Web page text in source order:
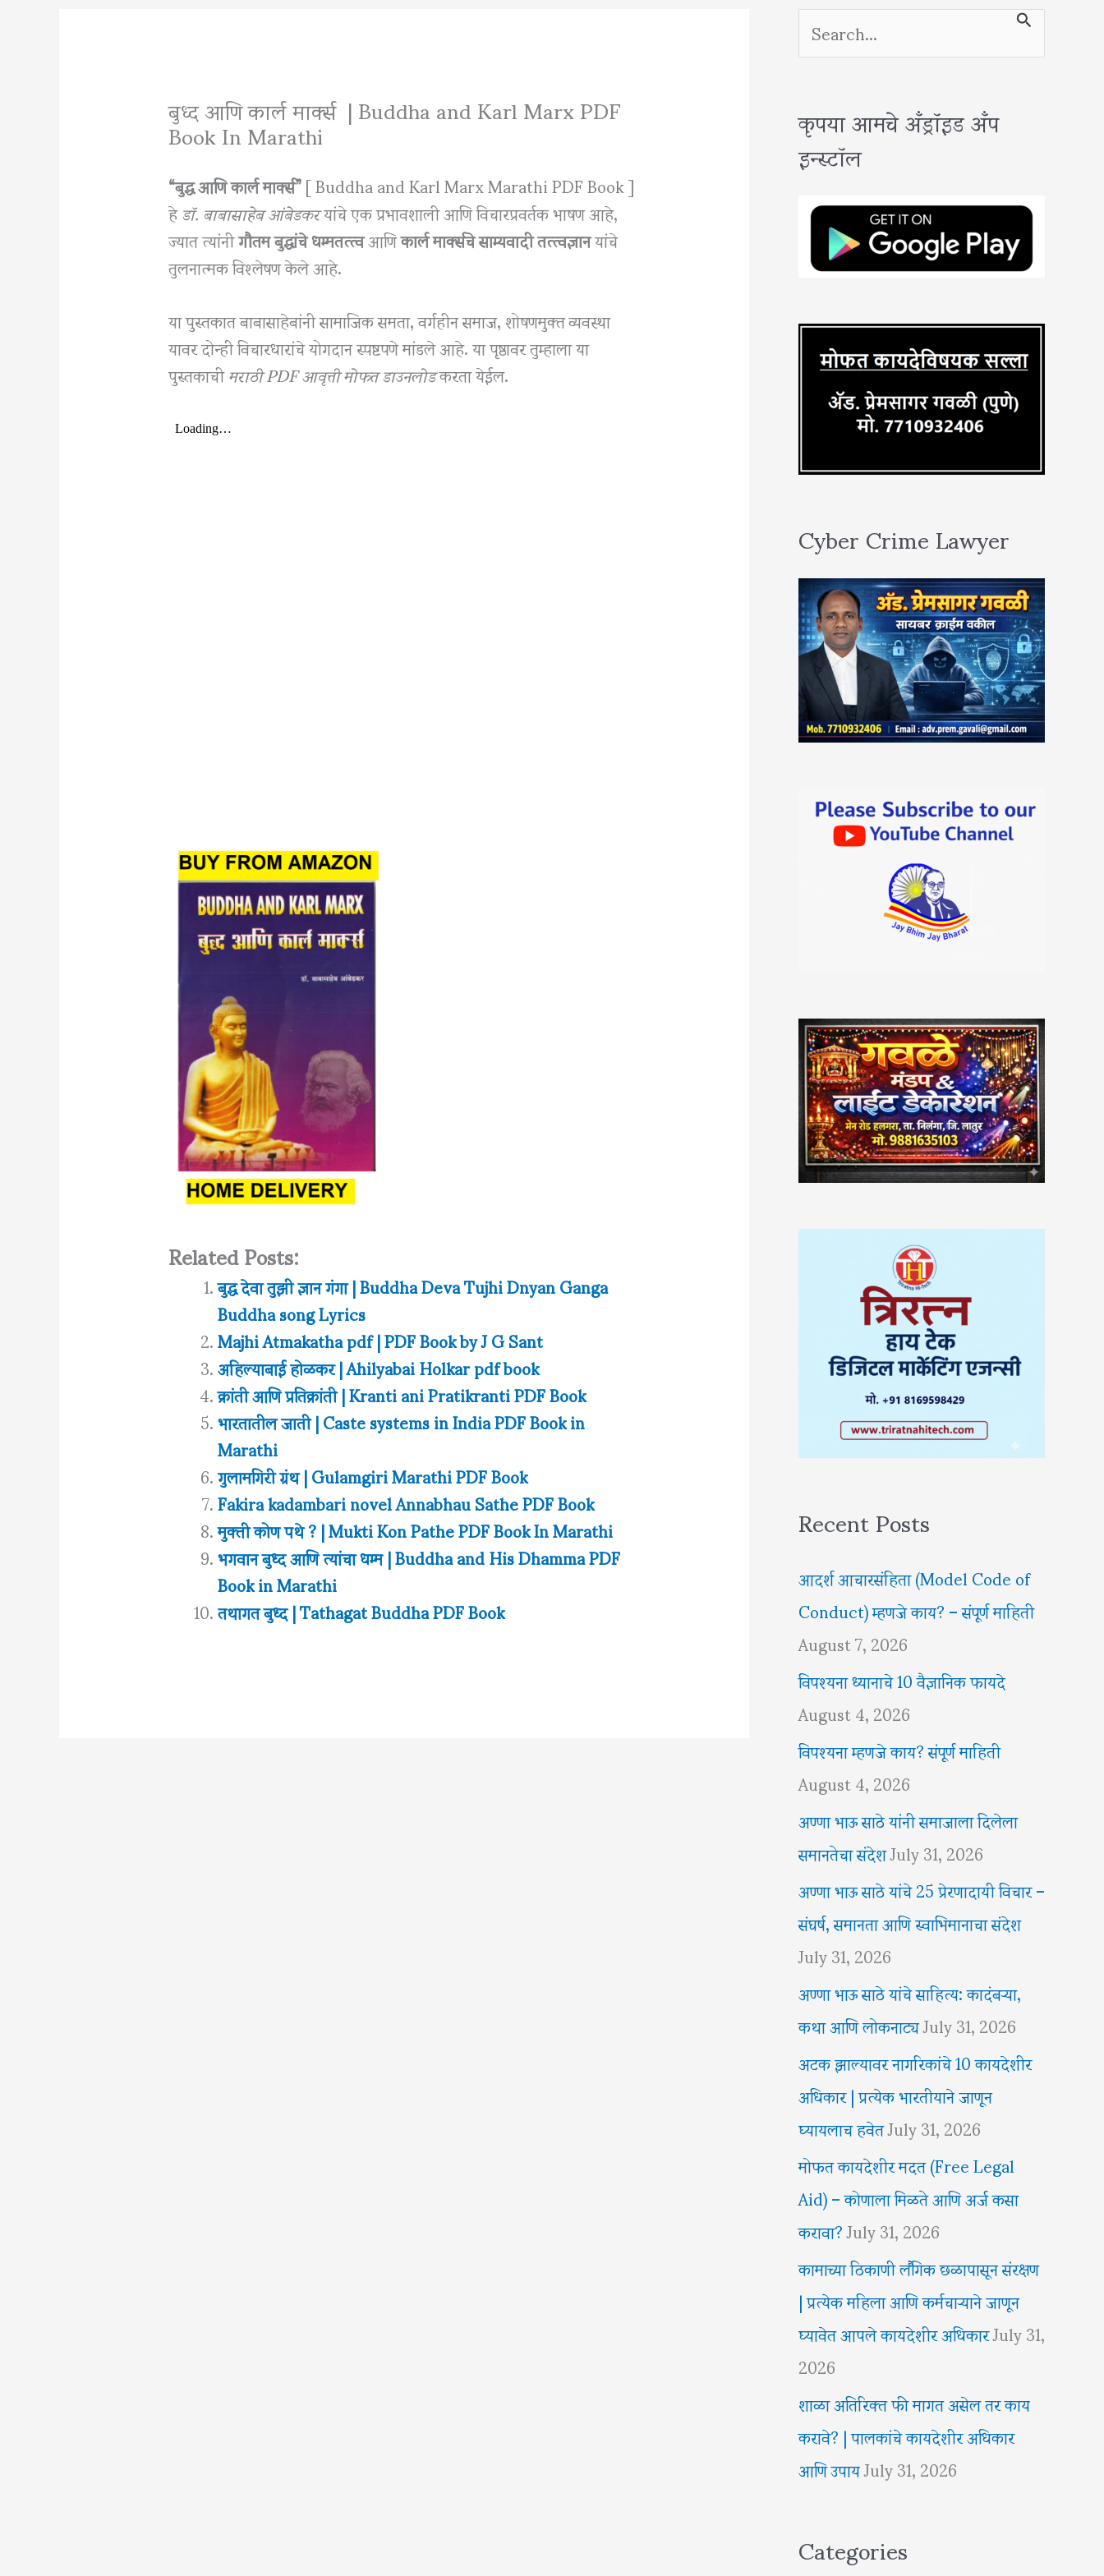
बुध्द आणि कार्ल मार्क्स | Buddha and Karl Marx PDF
Book In Marathi
“बुद्ध आणि कार्ल मार्क्स”[ Buddha and Karl Marx Marathi PDF Book ]
हेडॉ. बाबासाहेब आंबेडकरयांचे एक प्रभावशाली आणि विचारप्रवर्तक भाषण आहे,
ज्यात त्यांनीगौतम बुद्धांचे धम्मतत्त्वआणिकार्ल मार्क्सचे साम्यवादी तत्त्वज्ञानयांचे
तुलनात्मक विश्लेषण केले आहे.
या पुस्तकात बाबासाहेबांनी सामाजिक समता, वर्गहीन समाज, शोषणमुक्त व्यवस्था
यावर दोन्ही विचारधारांचे योगदान स्पष्टपणे मांडले आहे. या पृष्ठावर तुम्हाला या
पुस्तकाचीमराठी PDF आवृत्ती मोफत डाउनलोडकरता येईल.
Related Posts:
बुद्ध देवा तुझी ज्ञान गंगा | Buddha Deva Tujhi Dnyan Ganga
Buddha song Lyrics
Majhi Atmakatha pdf | PDF Book by J G Sant
अहिल्याबाई होळकर | Ahilyabai Holkar pdf book
क्रांती आणि प्रतिक्रांती | Kranti ani Pratikranti PDF Book
भारतातील जाती | Caste systems in India PDF Book in
Marathi
गुलामगिरी ग्रंथ | Gulamgiri Marathi PDF Book
Fakira kadambari novel Annabhau Sathe PDF Book
मुक्ती कोण पथे ? | Mukti Kon Pathe PDF Book In Marathi
भगवान बुध्द आणि त्यांचा धम्म | Buddha and His Dhamma PDF
Book in Marathi
तथागत बुध्द | Tathagat Buddha PDF Book
S
e
r
c
:
कृपया आमचे अँड्रॉइड अँप
इन्स्टॉल
Cyber Crime Lawyer
Recent Posts
आदर्श आचारसंहिता (Model Code of
Conduct) म्हणजे काय? – संपूर्ण माहिती
August 7, 2026
विपश्यना ध्यानाचे 10 वैज्ञानिक फायदे
August 4, 2026
विपश्यना म्हणजे काय? संपूर्ण माहिती
August 4, 2026
अण्णा भाऊ साठे यांनी समाजाला दिलेला
समानतेचा संदेशJuly 31, 2026
अण्णा भाऊ साठे यांचे 25 प्रेरणादायी विचार –
संघर्ष, समानता आणि स्वाभिमानाचा संदेश
July 31, 2026
अण्णा भाऊ साठे यांचे साहित्य: कादंबऱ्या,
कथा आणि लोकनाट्यJuly 31, 2026
अटक झाल्यावर नागरिकांचे 10 कायदेशीर
अधिकार | प्रत्येक भारतीयाने जाणून
घ्यायलाच हवेतJuly 31, 2026
मोफत कायदेशीर मदत (Free Legal
Aid) – कोणाला मिळते आणि अर्ज कसा
करावा?July 31, 2026
कामाच्या ठिकाणी लैंगिक छळापासून संरक्षण
| प्रत्येक महिला आणि कर्मचाऱ्याने जाणून
घ्यावेत आपले कायदेशीर अधिकारJuly 31,
2026
शाळा अतिरिक्त फी मागत असेल तर काय
करावे? | पालकांचे कायदेशीर अधिकार
आणि उपायJuly 31, 2026
Categories